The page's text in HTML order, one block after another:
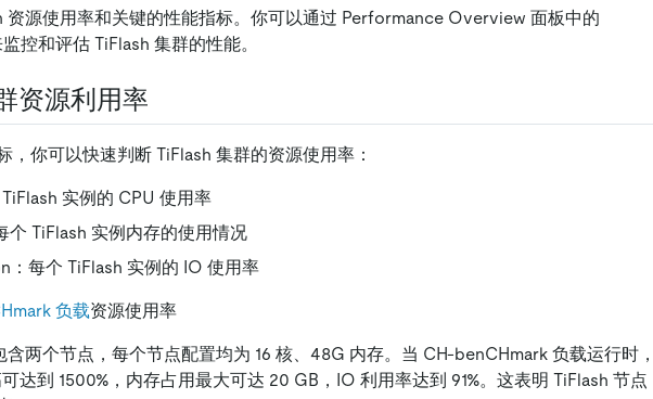
资源使用率和关键的性能指标。你可以通过 Performance Overview 面板中的
监控和评估 TiFlash 集群的性能。
资源利用率
，你可以快速判断 TiFlash 集群的资源使用率：
实例的 CPU 使用率
个 TiFlash 实例内存的使用情况
：每个 TiFlash 实例的 IO 使用率
负载资源使用率
含两个节点，每个节点配置均为 16 核、48G 内存。当 CH-benCHmark 负载运行时，
达到 1500%，内存占用最大可达 20 GB，IO 利用率达到 91%。这表明 TiFlash 节点